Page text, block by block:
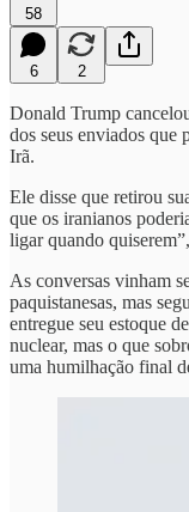
58
6 2
Donald Trump
dos seus enviados que
Irã.
Ele disse que retirou
que os iranianos
ligar quando
As conversas vinham
paquistanesas, mas
entregue seu estoque
nuclear, mas o que
uma humilhação final